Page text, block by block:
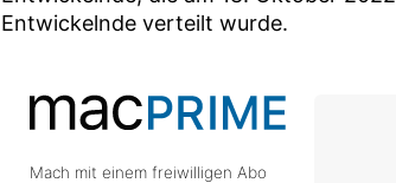
Entwickelnde verteilt wurde.
Mach mit einem freiwilligen Abo